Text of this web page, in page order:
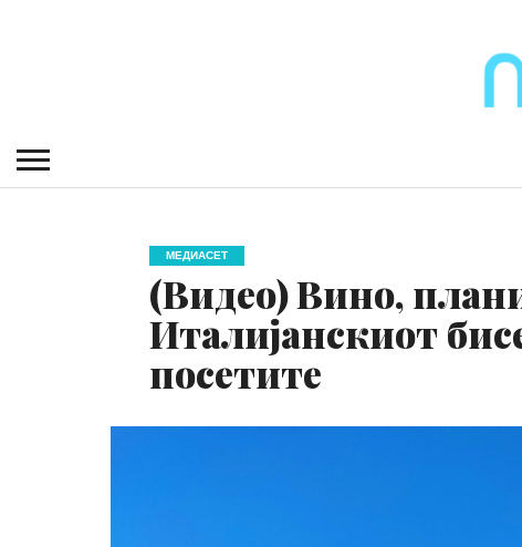
МЕДИАСЕТ
(Видео) Вино,
Италијанскиот
посетите